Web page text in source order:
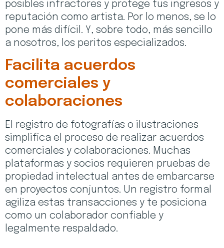
posibles infractores y protege tus ingresos y
reputación como artista. Por lo menos, se lo
pone más difícil. Y, sobre todo, más sencillo
a nosotros, los peritos especializados.
Facilita acuerdos
comerciales y
colaboraciones
El registro de fotografías o ilustraciones
simplifica el proceso de realizar acuerdos
comerciales y colaboraciones. Muchas
plataformas y socios requieren pruebas de
propiedad intelectual antes de embarcarse
en proyectos conjuntos. Un registro formal
agiliza estas transacciones y te posiciona
como un colaborador confiable y
legalmente respaldado.